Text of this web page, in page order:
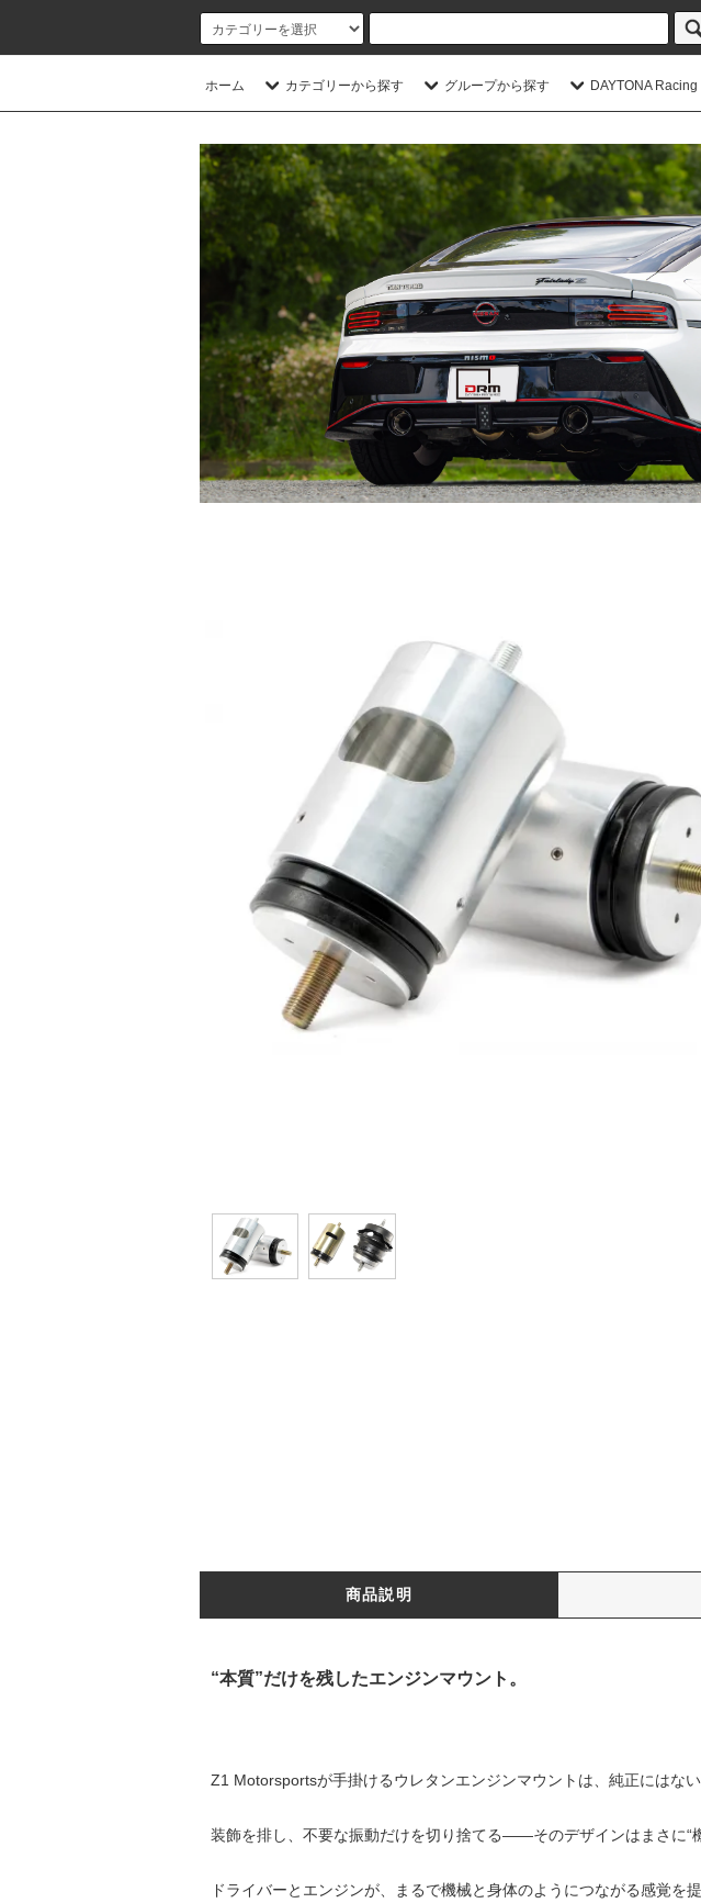
ホーム カテゴリーから探す グループから探す DAYTONA Racing
商品説明
“本質”だけを残したエンジンマウント。
Z1 Motorsportsが手掛けるウレタンエンジンマウントは、純正にはない
装飾を排し、不要な振動だけを切り捨てる——そのデザインはまさに“
ドライバーとエンジンが、まるで機械と身体のようにつながる感覚を提